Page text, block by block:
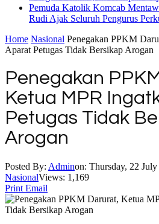
Pemuda Katolik Komcab
Rudi Ajak Seluruh Pengurus
Home Nasional Penegakan PPKM
Aparat Petugas Tidak Bersikap Arogan
Penegakan
Ketua MPR
Petugas Tidak
Arogan
Posted By: Adminon: Thursday, 22
NasionalViews: 1,169
Print Email